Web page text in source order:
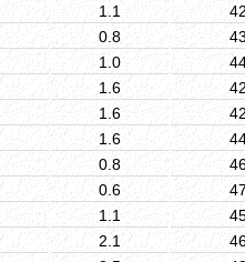
1.1
0.8
1.0
1.6
1.6
1.6
0.8
0.6
1.1
2.1